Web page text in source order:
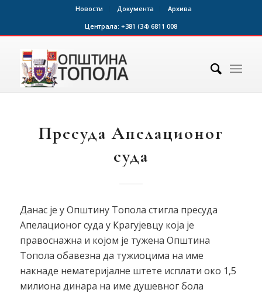
Новости Документа
Архива
Централа: +381 (34) 6811 008
Пресуда Апелационог
суда
Данас је у Општину Топола стигла пресуда
Апелационог суда у Крагујевцу која је
правоснажна и којом је тужена Општина
Топола обавезна да тужиоцима на име
накнаде нематеријалне штете исплати око 1,5
милиона динара на име душевног бола